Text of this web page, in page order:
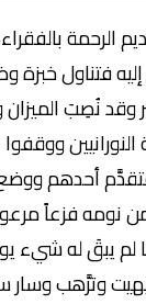
فتناول خبزة
وقد نُصِبَ
أحدهم
نومه فزعاً
لم يبقَ له شيء
وترَّهب